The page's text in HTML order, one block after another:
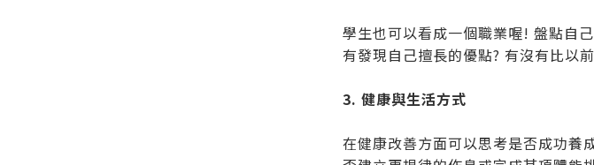
學生也可以看成一個職業喔! 盤點自
有發現自己擅長的優點? 有沒有比以
3. 健康與生活方式
在健康改善方面可以思考是否成功養